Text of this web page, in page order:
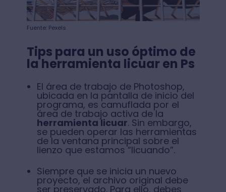
Fuente: Pexels
Tips para un uso óptimo de
la herramienta licuar en Ps
El área de trabajo de Photoshop,
ubicada en la pantalla de inicio del
programa, es camuflada por el
área de trabajo activa de la
herramienta licuar. Sin embargo,
se pueden operar las herramientas
de la ventana principal sobre el
lienzo que estamos “licuando”.
Siempre que se inicia un nuevo
proyecto, el archivo original debe
ser preservado. Para ello, debes